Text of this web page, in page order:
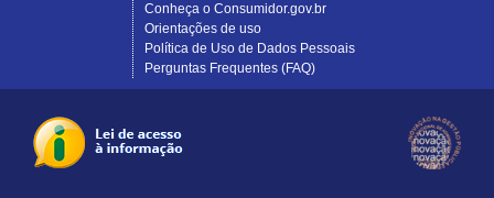
Conheça o Consumidor.gov.br
Orientações de uso
Política de Uso de Dados Pessoais
Perguntas Frequentes (FAQ)